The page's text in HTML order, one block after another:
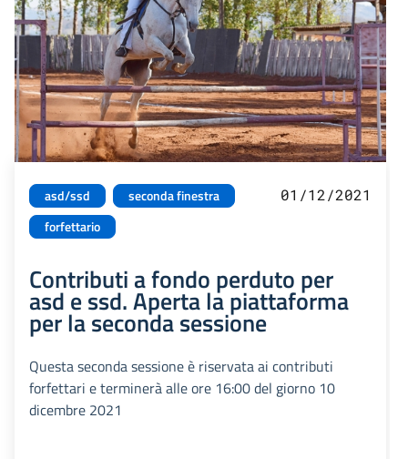
asd/ssd
seconda finestra
forfettario
01/12/2021
Contributi a fondo perduto per
asd e ssd. Aperta la piattaforma
per la seconda sessione
Questa seconda sessione è riservata ai contributi
forfettari e terminerà alle ore 16:00 del giorno 10
dicembre 2021